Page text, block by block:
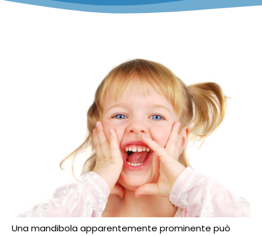
Una mandibola apparentemente prominente può